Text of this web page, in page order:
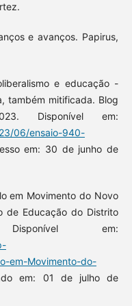
e avanços. Papirus,
e educação -
também mitificada. Blog
Disponível em:
06/ensaio-940-
em: 30 de junho de
em Movimento do Novo
de Educação do Distrito
em:
em-Movimento-do-
em: 01 de julho de